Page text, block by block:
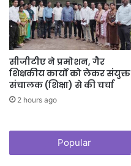
सीजीटीए ने प्रमोशन, गैर
शिक्षकीय कार्यों को लेकर संयुक्त
संचालक (शिक्षा) से की चर्चा
2 hours ago
Popular